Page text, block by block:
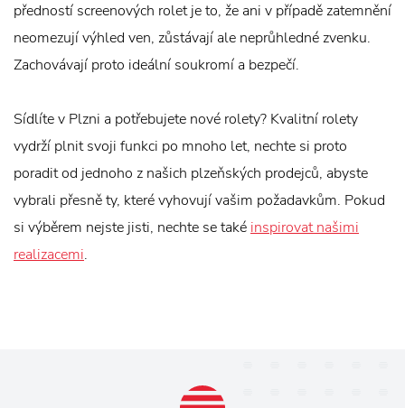
předností screenových rolet je to, že ani v případě zatemnění
neomezují výhled ven, zůstávají ale neprůhledné zvenku.
Zachovávají proto ideální soukromí a bezpečí.
Sídlíte v Plzni a potřebujete nové rolety? Kvalitní rolety
vydrží plnit svoji funkci po mnoho let, nechte si proto
poradit od jednoho z našich plzeňských prodejců, abyste
vybrali přesně ty, které vyhovují vašim požadavkům. Pokud
si výběrem nejste jisti, nechte se také inspirovat našimi
realizacemi.